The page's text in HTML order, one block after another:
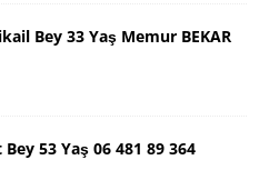
Bey 33 Yaş Memur BEKAR
53 Yaş 06 481 89 364